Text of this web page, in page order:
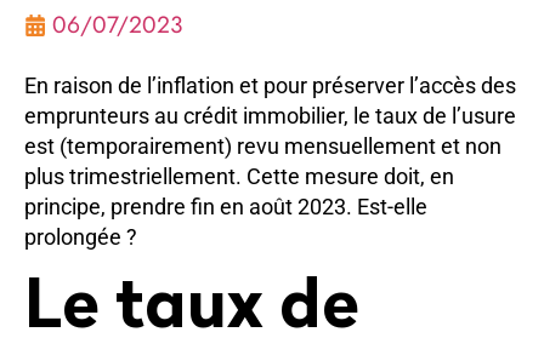
06/07/2023
En raison de l’inflation et pour préserver l’accès des
emprunteurs au crédit immobilier, le taux de l’usure
est (temporairement) revu mensuellement et non
plus trimestriellement. Cette mesure doit, en
principe, prendre fin en août 2023. Est-elle
prolongée ?
Le taux de